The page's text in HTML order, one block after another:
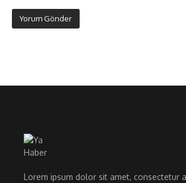
Lorem ipsum dolor sit amet, consectetur